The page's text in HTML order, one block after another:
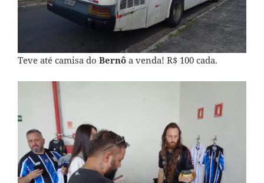
Teve até camisa do Bernô a venda! R$ 100 cada.